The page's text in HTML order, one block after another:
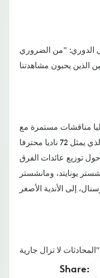
الدوري: "من الضروري
مناقشات مستمرة مع
الدوري الإنكليزي لكرة القدم، والذي يمثل 72 ناديا محترفا
توزيع عائدات الفرق
يونايتد، ومانشستر
Share: